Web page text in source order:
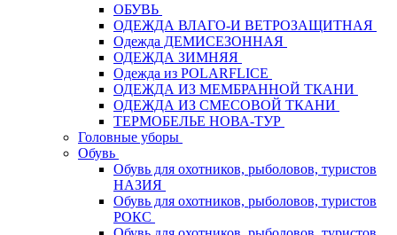
ОБУВЬ
ОДЕЖДА ВЛАГО-И ВЕТРОЗАЩИТНАЯ
Одежда ДЕМИСЕЗОННАЯ
ОДЕЖДА ЗИМНЯЯ
Одежда из POLARFLICE
ОДЕЖДА ИЗ МЕМБРАННОЙ ТКАНИ
ОДЕЖДА ИЗ СМЕСОВОЙ ТКАНИ
ТЕРМОБЕЛЬЕ НОВА-ТУР
Головные уборы
Обувь
Обувь для охотников, рыболовов, туристов
НАЗИЯ
Обувь для охотников, рыболовов, туристов
РОКС